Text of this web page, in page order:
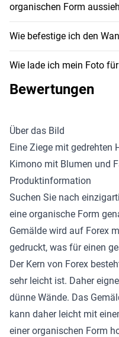
organischen Form
Wie befestige ich den
Wie lade ich mein Foto
Bewertungen
Über das Bild
Eine Ziege mit gedrehten
Kimono mit Blumen und
Produktinformation
Suchen Sie nach
eine organische Form
Gemälde wird auf Forex
gedruckt, was für einen
Der Kern von Forex
sehr leicht ist. Daher
dünne Wände. Das
kann daher leicht mit
einer organischen Form